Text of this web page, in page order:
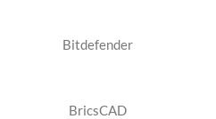
Bitdefender
BricsCAD